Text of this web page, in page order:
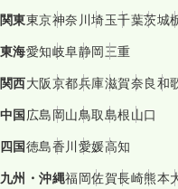
関東東京神奈川埼玉千葉茨城
東海愛知岐阜静岡三重
関西大阪京都兵庫滋賀奈良和
中国広島岡山鳥取島根山口
四国徳島香川愛媛高知
九州・沖縄福岡佐賀長崎熊本